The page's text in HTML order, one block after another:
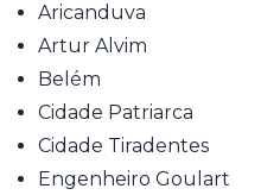
Aricanduva
Artur Alvim
Belém
Cidade Patriarca
Cidade Tiradentes
Engenheiro Goulart